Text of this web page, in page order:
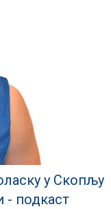
у Скопљу
- подкаст